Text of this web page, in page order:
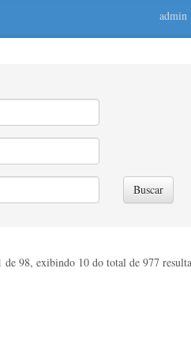
admin
Buscar
de 98, exibindo 10 do total de 977